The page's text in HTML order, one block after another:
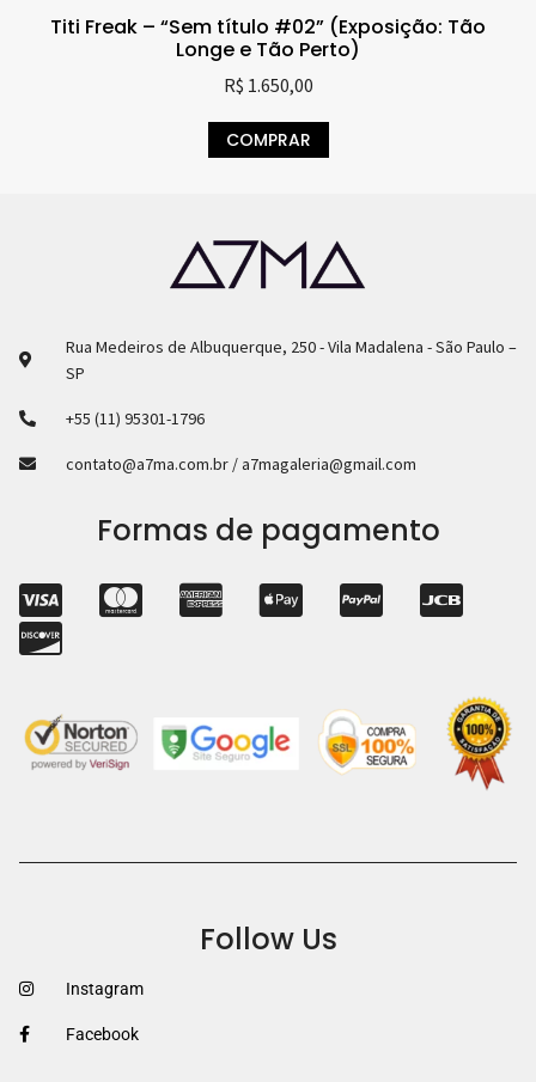
Titi Freak – “Sem título #02” (Exposição: Tão
Longe e Tão Perto)
R$ 1.650,00
COMPRAR
Rua Medeiros de Albuquerque, 250 - Vila Madalena - São Paulo –
SP
+55 (11) 95301-1796
contato@a7ma.com.br / a7magaleria@gmail.com
Formas de pagamento
Follow Us
Instagram
Facebook